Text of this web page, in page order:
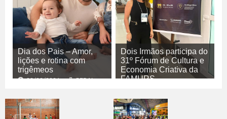
Dia dos Pais – Amor,
lições e rotina com
trigêmeos
08/08/2026 GERAL
Dois Irmãos participa do
31º Fórum de Cultura e
Economia Criativa da
FAMURS
CULTURA